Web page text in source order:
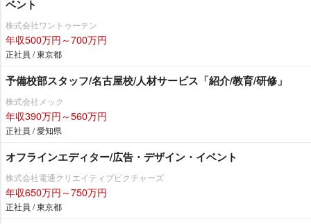
ベント
株式会社ワントゥーテン
年収500万円～700万円
正社員 / 東京都
予備校部スタッフ/名古屋校/人材サービス「紹介/教育/研修」
株式会社メック
年収390万円～560万円
正社員 / 愛知県
オフラインエディター/広告・デザイン・イベント
株式会社電通クリエイティブピクチャーズ
年収650万円～750万円
正社員 / 東京都